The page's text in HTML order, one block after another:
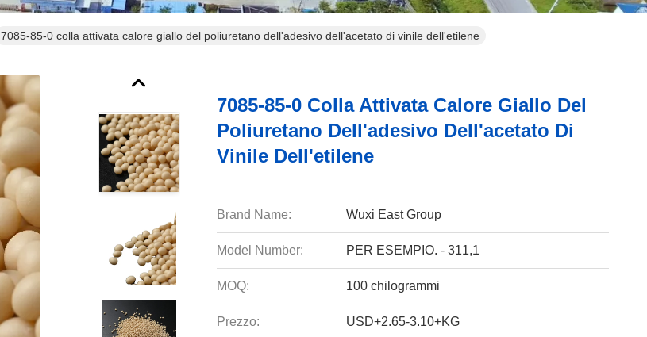
7085-85-0 colla attivata calore giallo del poliuretano dell'adesivo dell'acetato di vinile dell'etilene
7085-85-0 Colla Attivata Calore Giallo Del
Poliuretano Dell'adesivo Dell'acetato Di
Vinile Dell'etilene
Brand Name: Wuxi East Group
Model Number: PER ESEMPIO. - 311,1
MOQ: 100 chilogrammi
Prezzo: USD+2.65-3.10+KG